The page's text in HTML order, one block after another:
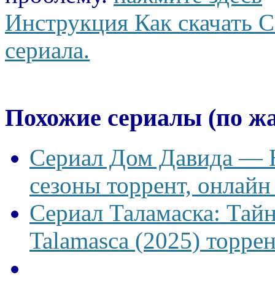
Инструкция Как скачать
сериала.
Похожие сериалы (по
Сериал Дом Давида —
сезоны торрент,
Сериал Таламаска:
Talamasca (2025)